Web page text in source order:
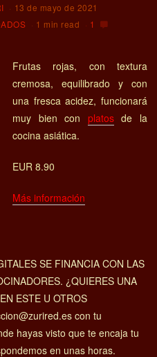
13 de mayo de 2021
1 min read 1
Frutas rojas, con textura
cremosa, equilibrado y con
una fresca acidez, funcionará
muy bien con platosde la
cocina asiática.
EUR 8.90
Más información
SE FINANCIA CON LAS
¿QUIERES UNA
ESTE U OTROS
con tu
hayas visto que te encaja tu
en unas horas.